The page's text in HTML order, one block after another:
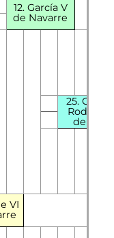
12. García V
de Navarre
25.
de Vivar
VI